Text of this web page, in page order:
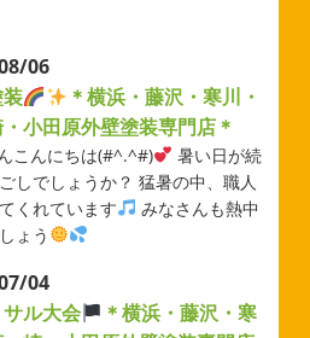
06
＊横浜・藤沢・寒川・
小田原外壁塗装専門店＊
こんにちは(#^.^#)
暑い日が続
しでしょうか？ 猛暑の中、職人
くれています
みなさんも熱中
ょう
04
ル大会
＊横浜・藤沢・寒